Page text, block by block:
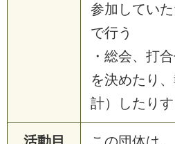
参加していた
で行う
・総会、打
を決めたり
計）したり